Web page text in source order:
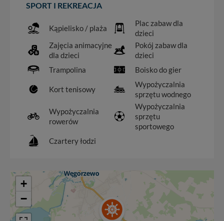
SPORT I REKREACJA
Kąpielisko / plaża
Plac zabaw dla
dzieci
Zajęcia animacyjne
dla dzieci
Pokój zabaw dla
dzieci
Trampolina
Boisko do gier
Kort tenisowy
Wypożyczalnia
sprzętu wodnego
Wypożyczalnia
rowerów
Wypożyczalnia
sprzętu
sportowego
Czartery łodzi
+
−